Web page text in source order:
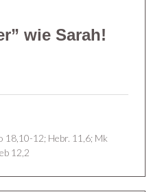
wie Sarah!
18,10-12; Hebr. 11,6; Mk
12,2